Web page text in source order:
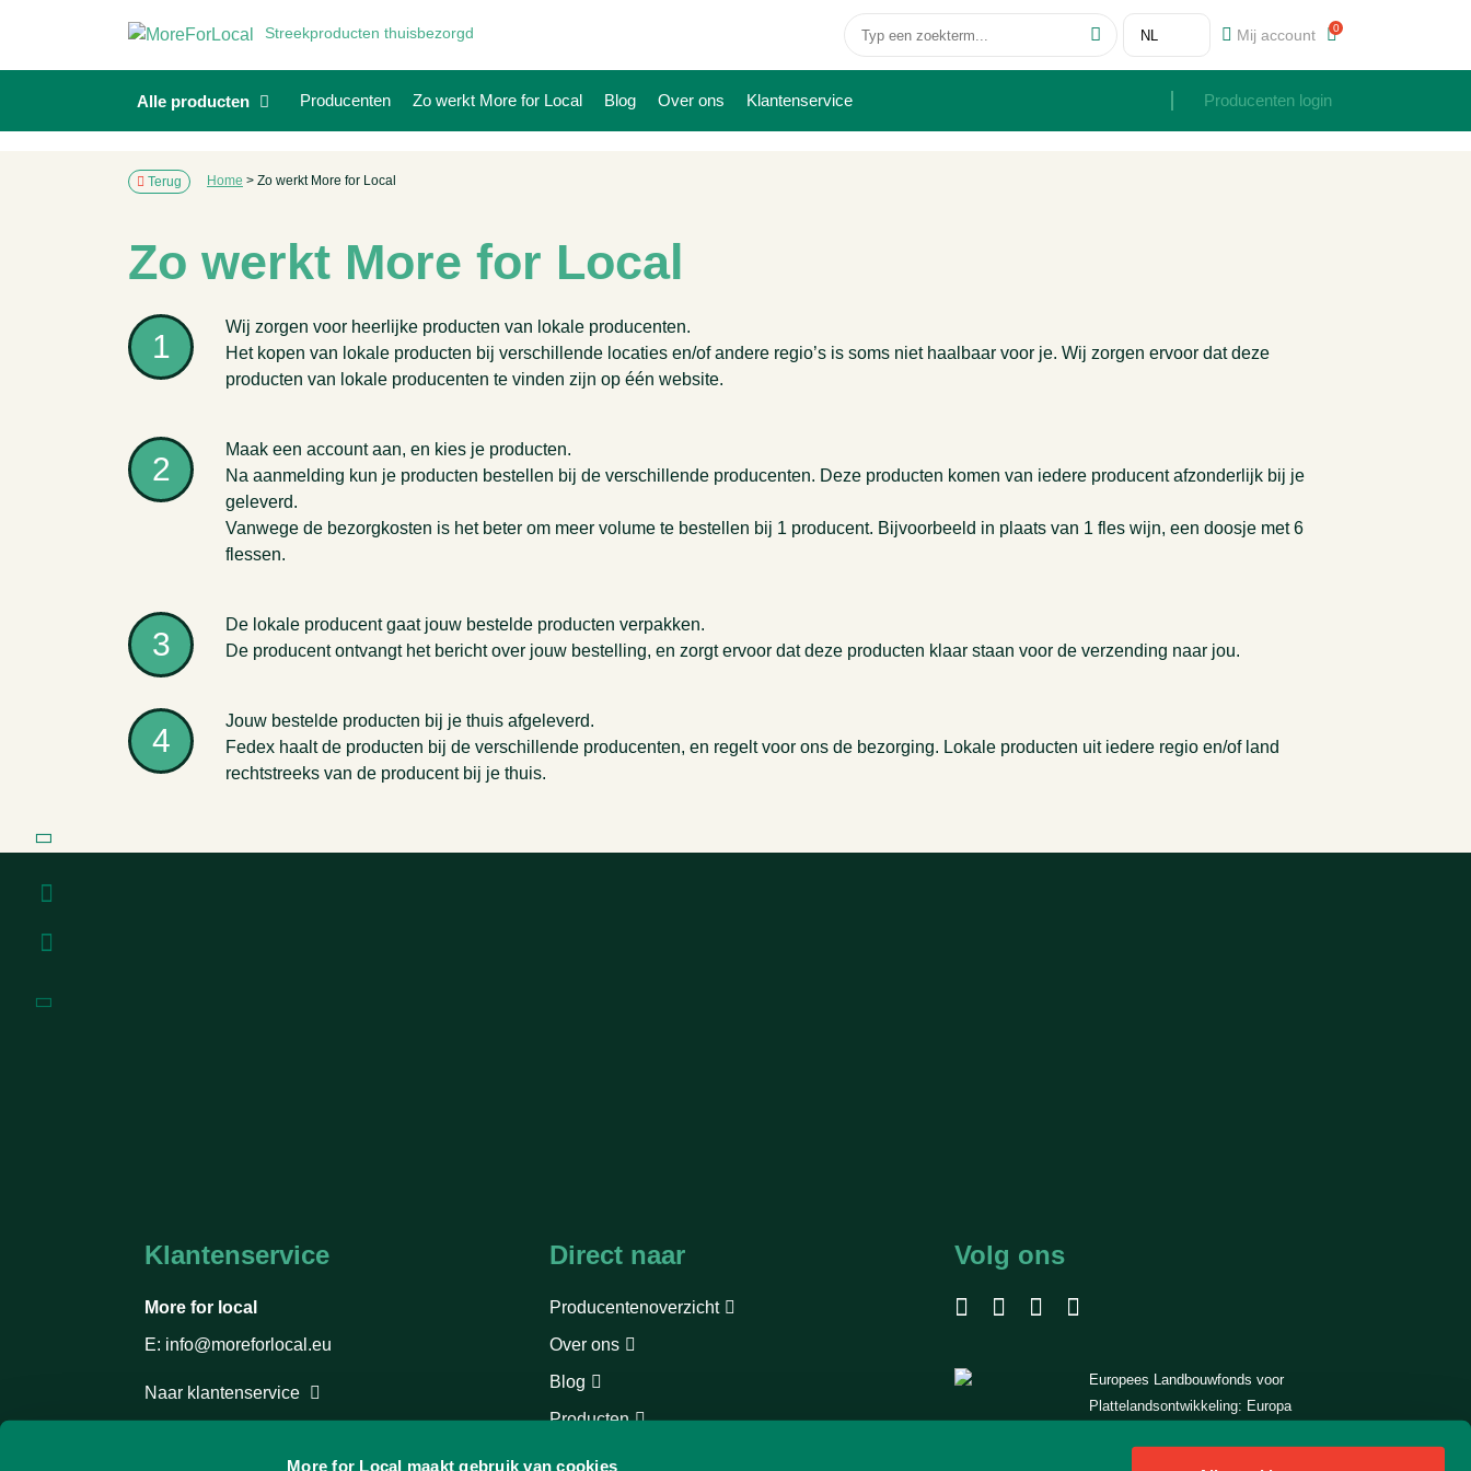
More for Local maakt gebruik van cookies
Streekproducten thuisbezorgd Mij account 0
Alle producten Producenten Zo werkt More for Local Blog Over ons Klantenservice Producenten login
Terug Home > Zo werkt More for Local
Zo werkt More for Local
1
Wij zorgen voor heerlijke producten van lokale producenten.
Het kopen van lokale producten bij verschillende locaties en/of andere regio’s is soms niet haalbaar voor je. Wij zorgen ervoor dat deze
producten van lokale producenten te vinden zijn op één website.
2
Maak een account aan, en kies je producten.
Na aanmelding kun je producten bestellen bij de verschillende producenten. Deze producten komen van iedere producent afzonderlijk bij je
geleverd.
Vanwege de bezorgkosten is het beter om meer volume te bestellen bij 1 producent. Bijvoorbeeld in plaats van 1 fles wijn, een doosje met 6
flessen.
3
De lokale producent gaat jouw bestelde producten verpakken.
De producent ontvangt het bericht over jouw bestelling, en zorgt ervoor dat deze producten klaar staan voor de verzending naar jou.
4
Jouw bestelde producten bij je thuis afgeleverd.
Fedex haalt de producten bij de verschillende producenten, en regelt voor ons de bezorging. Lokale producten uit iedere regio en/of land
rechtstreeks van de producent bij je thuis.
Klantenservice
More for local
E: info@moreforlocal.eu
Naar klantenservice
Direct naar
Producentenoverzicht
Over ons
Blog
Producten
Europese wetgeving
Volg ons
Europees Landbouwfonds voor
Plattelandsontwikkeling: Europa